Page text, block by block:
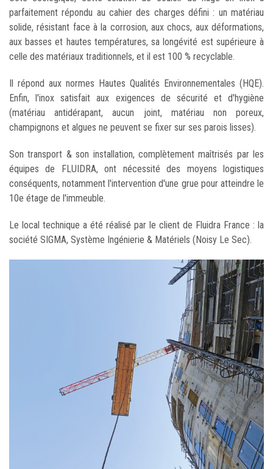
parfaitement répondu au cahier des charges défini : un matériau
solide, résistant face à la corrosion, aux chocs, aux déformations,
aux basses et hautes températures, sa longévité est supérieure à
celle des matériaux traditionnels, et il est 100 % recyclable.
Il répond aux normes Hautes Qualités Environnementales (HQE).
Enfin, l'inox satisfait aux exigences de sécurité et d'hygiène
(matériau antidérapant, aucun joint, matériau non poreux,
champignons et algues ne peuvent se fixer sur ses parois lisses).
Son transport & son installation, complètement maîtrisés par les
équipes de FLUIDRA, ont nécessité des moyens logistiques
conséquents, notamment l'intervention d'une grue pour atteindre le
10e étage de l'immeuble.
Le local technique a été réalisé par le client de Fluidra France : la
société SIGMA, Système Ingénierie & Matériels (Noisy Le Sec).